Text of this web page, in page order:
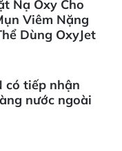
Nạ Oxy Cho
Viêm Nặng
Dùng OxyJet
có tiếp nhận
nước ngoài